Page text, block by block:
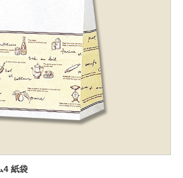
4 紙袋